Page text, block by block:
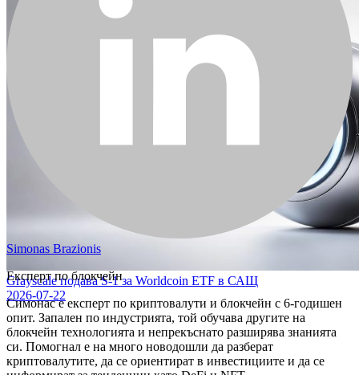
Grayscale подава S-1 за Worldcoin ETF в САЩ
2026-07-22
Simonas Brazionis
Експерт по блокчейн
Симонас е експерт по криптовалути и блокчейн с 6-годишен
опит. Запален по индустрията, той обучава другите на
блокчейн технологията и непрекъснато разширява знанията
си. Помогнал е на много новодошли да разберат
криптовалутите, да се ориентират в инвестициите и да се